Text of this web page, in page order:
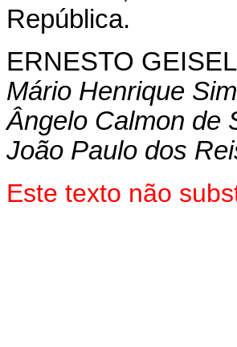
República.
ERNESTO GEISEL
Mário Henrique
Ângelo Calmon de
João Paulo dos
Este texto não